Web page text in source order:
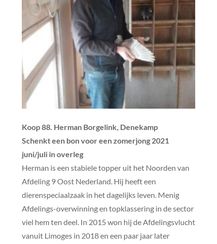
Koop 88. Herman Borgelink, Denekamp
Schenkt een bon voor een zomerjong 2021
juni/juli in overleg
Herman is een stabiele topper uit het Noorden van
Afdeling 9 Oost Nederland. Hij heeft een
dierenspeciaalzaak in het dagelijks leven. Menig
Afdelings-overwinning en topklassering in de sector
viel hem ten deel. In 2015 won hij de Afdelingsvlucht
vanuit Limoges in 2018 en een paar jaar later